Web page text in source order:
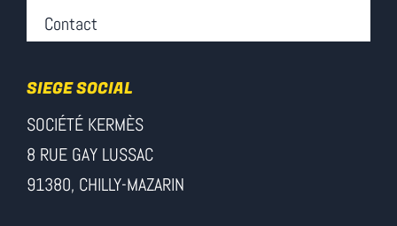
Contact
SIEGE SOCIAL
SOCIÉTÉ KERMÈS
8 RUE GAY LUSSAC
91380, CHILLY-MAZARIN